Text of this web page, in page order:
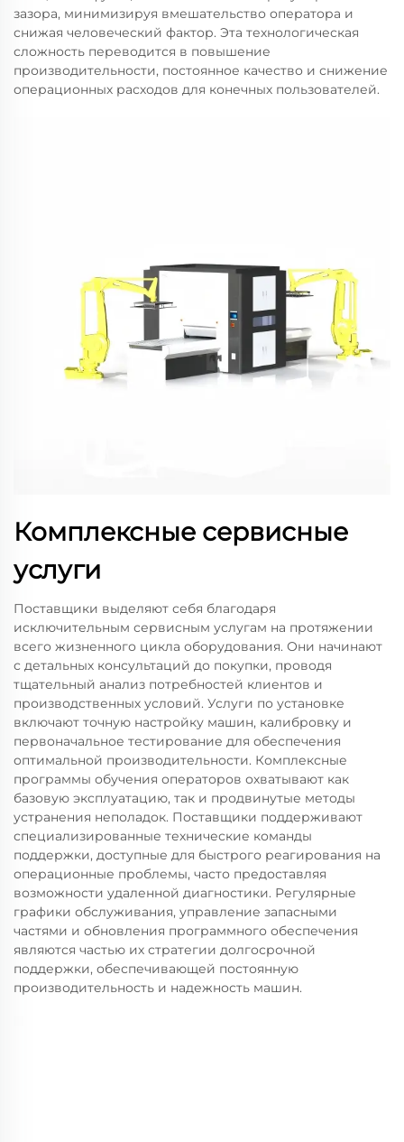
зазора, минимизируя вмешательство оператора и
снижая человеческий фактор. Эта технологическая
сложность переводится в повышение
производительности, постоянное качество и снижение
операционных расходов для конечных пользователей.
Комплексные сервисные
услуги
Поставщики выделяют себя благодаря
исключительным сервисным услугам на протяжении
всего жизненного цикла оборудования. Они начинают
с детальных консультаций до покупки, проводя
тщательный анализ потребностей клиентов и
производственных условий. Услуги по установке
включают точную настройку машин, калибровку и
первоначальное тестирование для обеспечения
оптимальной производительности. Комплексные
программы обучения операторов охватывают как
базовую эксплуатацию, так и продвинутые методы
устранения неполадок. Поставщики поддерживают
специализированные технические команды
поддержки, доступные для быстрого реагирования на
операционные проблемы, часто предоставляя
возможности удаленной диагностики. Регулярные
графики обслуживания, управление запасными
частями и обновления программного обеспечения
являются частью их стратегии долгосрочной
поддержки, обеспечивающей постоянную
производительность и надежность машин.